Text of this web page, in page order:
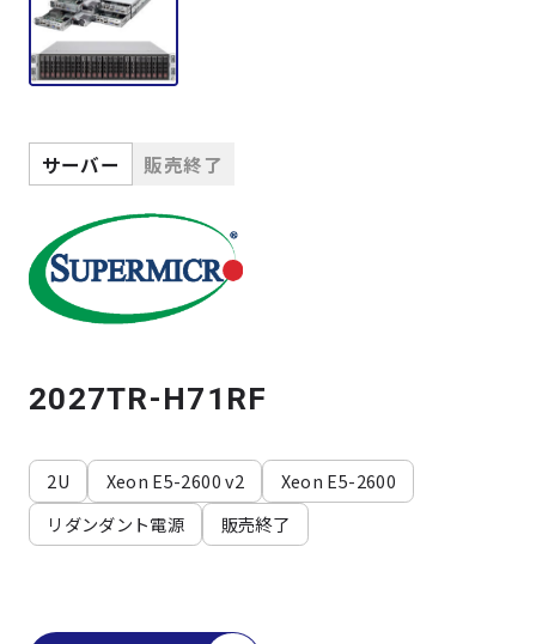
よくある質問
サービス
サポート
会社案内
サーバー 販売終了
2027TR-H71RF
2U Xeon E5-2600 v2
Xeon E5-2600
リダンダント電源
販売終了